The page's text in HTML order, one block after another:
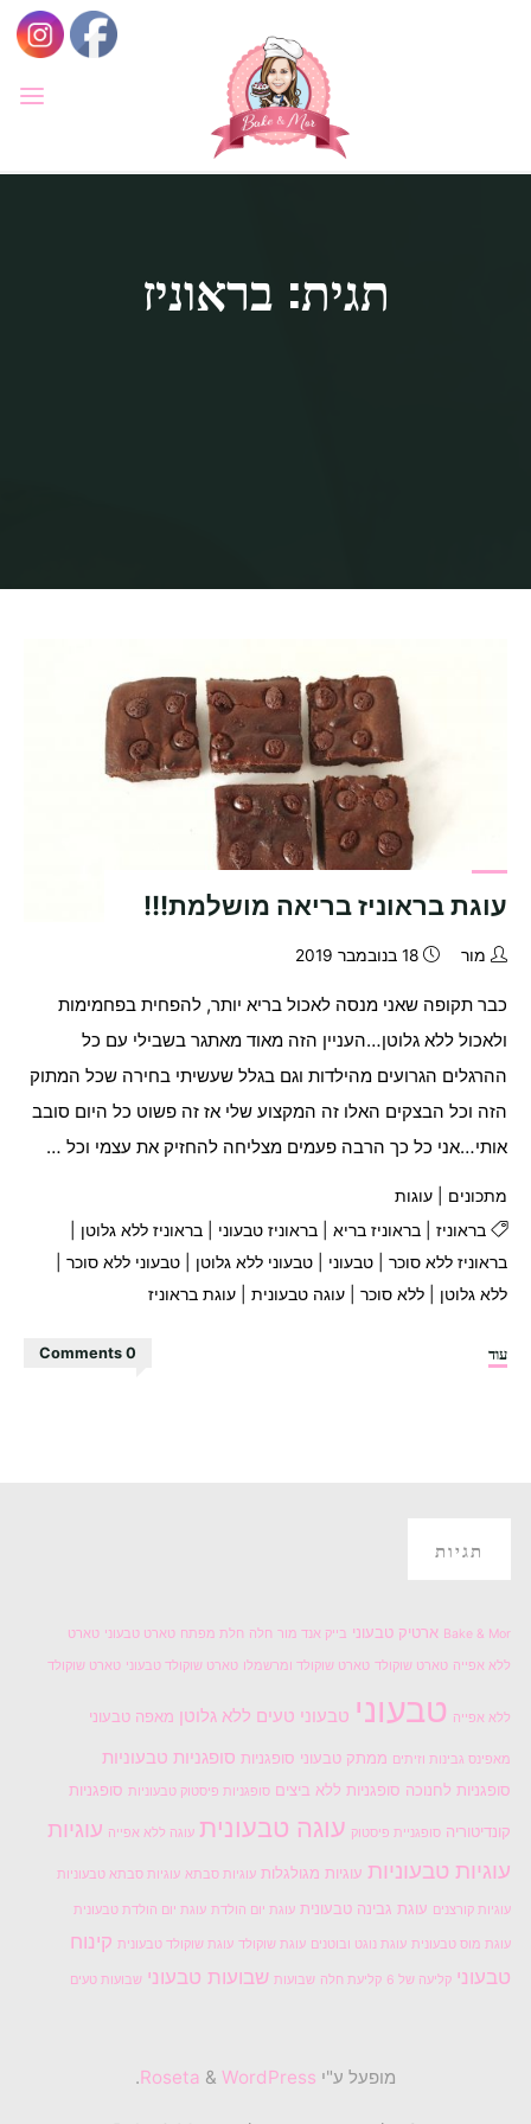
MOR
תגית: בראוניז
עוגת בראוניז בריאה מושלמת!!!
מור 18 בנובמבר 2019
כבר תקופה שאני מנסה לאכול בריא יותר, להפחית בפחמימות
ולאכול ללא גלוטן…העניין הזה מאוד מאתגר בשבילי עם כל
ההרגלים הגרועים מהילדות וגם בגלל שעשיתי בחירה שכל המתוק
הזה וכל הבצקים האלו זה המקצוע שלי אז זה פשוט כל היום סובב
אותי…אני כל כך הרבה פעמים מצליחה להחזיק את עצמי וכל …
מתכונים
עוגות
בראוניז| בראוניז בריא| בראוניז טבעוני בראוניז ללא גלוטן
בראוניז ללא סוכר |טבעוני |טבעוני ללא גלוטן |טבעוני ללא סוכר
ללא גלוטן |ללא סוכר |עוגה טבעונית |עוגת בראוניז
עוד"עוגת
0 Comments
תגיות
Bake & Mor ארטיק טבעוני בייק אנד מור חלה חלת מפתח טארט טבעוני טארט
ללא אפייה טארט שוקולד טארט שוקולד ומרשמלו טארט שוקולד טבעוני טארט שוקולד
ללא אפייה טבעוני טבעוני טעים ללא גלוטן מאפה טבעוני
מאפינס גבינות וזיתים ממתק טבעוני סופגניות סופגניות טבעוניות
סופגניות לחנוכה סופגניות ללא ביצים סופגניות פיסטוק טבעוניות סופגניות
קונדיטוריה סופגניית פיסטוק עוגה טבעונית עוגה ללא אפייה עוגיות
עוגיות טבעוניות עוגיות מגולגלות עוגיות סבתא עוגיות סבתא טבעוניות
עוגיות קורצנים עוגת גבינה טבעונית עוגת יום הולדת עוגת יום הולדת טבעונית
עוגת מוס טבעונית עוגת נוגט ובוטנים עוגת שוקולד עוגת שוקולד טבעונית קינוח
טבעוני קליעה של 6 קליעת חלה שבועות שבועות טבעוני שבועות טעים
מופעל ע"י & WordPress
.